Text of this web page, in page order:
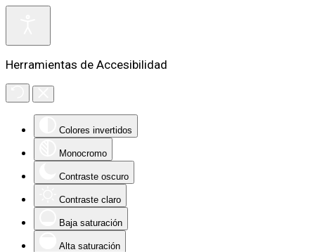
Herramientas de Accesibilidad
Colores invertidos
Monocromo
Contraste oscuro
Contraste claro
Baja saturación
Alta saturación